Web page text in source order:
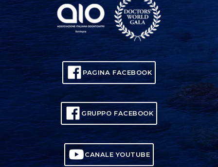
PAGINA FACEBOOK
GRUPPO FACEBOOK
CANALE YOUTUBE